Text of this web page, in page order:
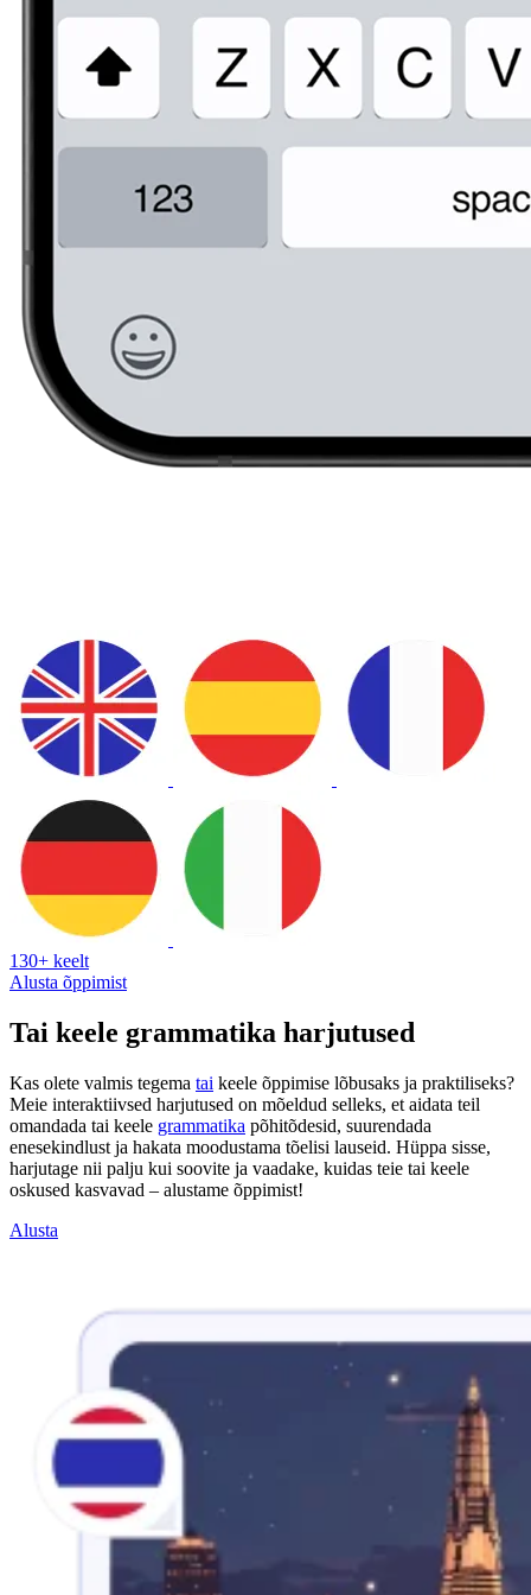
130+ keelt
Alusta õppimist
Tai keele grammatika harjutused
Kas olete valmis tegema tai keele õppimise lõbusaks ja praktiliseks?
Meie interaktiivsed harjutused on mõeldud selleks, et aidata teil
omandada tai keele grammatika põhitõdesid, suurendada
enesekindlust ja hakata moodustama tõelisi lauseid. Hüppa sisse,
harjutage nii palju kui soovite ja vaadake, kuidas teie tai keele
oskused kasvavad – alustame õppimist!
Alusta